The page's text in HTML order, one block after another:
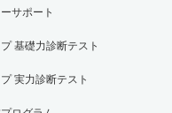
サポート
基礎力診断テスト
実力診断テスト